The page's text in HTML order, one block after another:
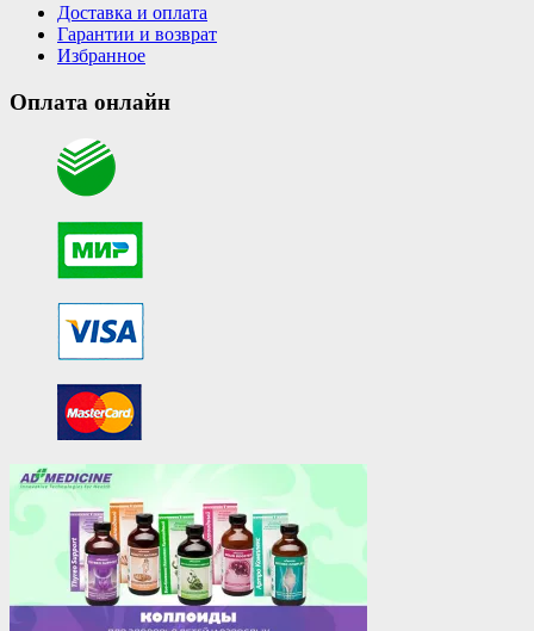
Доставка и оплата
Гарантии и возврат
Избранное
Оплата онлайн